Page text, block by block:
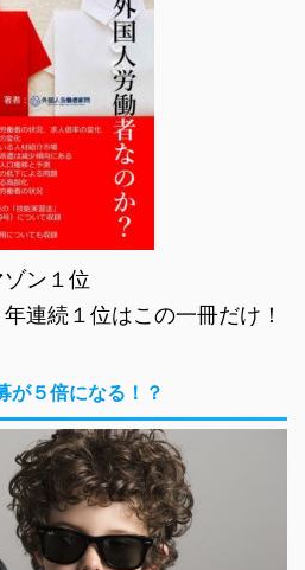
ン１位
連続１位はこの一冊だけ！
が５倍になる！？